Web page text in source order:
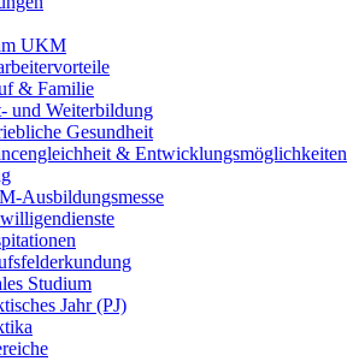
UKM
& Familie
und Weiterbildung
Gesundheit
& Entwicklungsmöglichkeiten
Ausbildungsmesse
Studium
Jahr (PJ)